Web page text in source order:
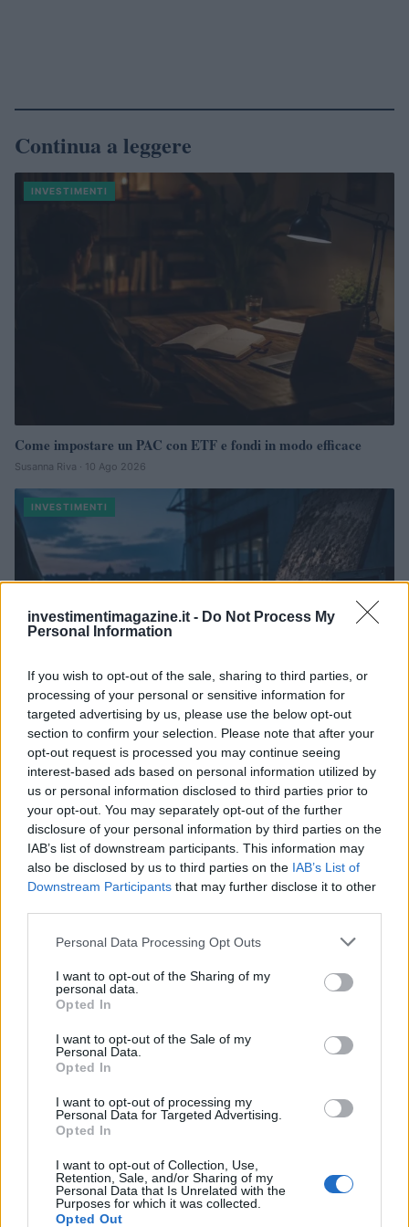
investimentimagazine.it - Do Not Process My
Personal Information
If you wish to opt-out of the sale, sharing to third parties, or
processing of your personal or sensitive information for
targeted advertising by us, please use the below opt-out
section to confirm your selection. Please note that after your
opt-out request is processed you may continue seeing
interest-based ads based on personal information utilized by
us or personal information disclosed to third parties prior to
your opt-out. You may separately opt-out of the further
disclosure of your personal information by third parties on the
IAB’s list of downstream participants. This information may
also be disclosed by us to third parties on the IAB’s List of
Downstream Participants that may further disclose it to other
Please note that this website/app uses one or more Google
not limited to your visit or usage behaviour. You may click to
grant or deny consent to Google and its third-party tags to
use your data for below specified purposes in below Google
consent section.
Personal Data Processing Opt Outs
I want to opt-out of the Sharing of my
personal data.
Opted In
I want to opt-out of the Sale of my
Personal Data.
Opted In
I want to opt-out of processing my
Personal Data for Targeted Advertising.
Opted In
I want to opt-out of Collection, Use,
Retention, Sale, and/or Sharing of my
Personal Data that Is Unrelated with the
Purposes for which it was collected.
Opted Out
Continua a leggere
INVESTIMENTI
Come impostare un PAC con ETF e fondi in modo efficace
Susanna Riva · 10 Ago 2026
INVESTIMENTI
448 milioni per la transizione digitale ed ecologica delle Pmi
meridionali
Francesca Galli · 9 Ago 2026
Piani di accumulo: come costruire un patrimonio con
investimenti regolari
Francesca Spadaro · 9 Ago 2026
QUOTAZIONI CRYPTO